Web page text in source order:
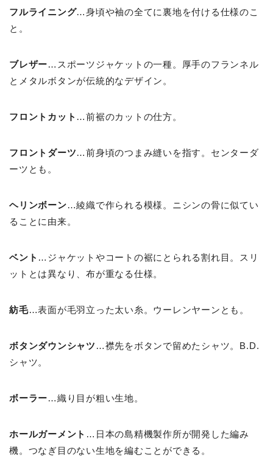
フルライニング…身頃や袖の全てに裏地を付ける仕様のこ
と。
ブレザー…スポーツジャケットの一種。厚手のフランネル
とメタルボタンが伝統的なデザイン。
フロントカット …前裾のカットの仕方。
フロントダーツ…前身頃のつまみ縫いを指す。センターダ
ーツとも。
ヘリンボーン…綾織で作られる模様。ニシンの骨に似てい
ることに由来。
ベント …ジャケットやコートの裾にとられる割れ目。スリ
ットとは異なり、布が重なる仕様。
紡毛…表面が毛羽立った太い糸。ウーレンヤーンとも。
ボタンダウンシャツ …襟先をボタンで留めたシャツ。B.D.
シャツ。
ボーラー…織り目が粗い生地。
ホールガーメント …日本の島精機製作所が開発した編み
機。つなぎ目のない生地を編むことができる。